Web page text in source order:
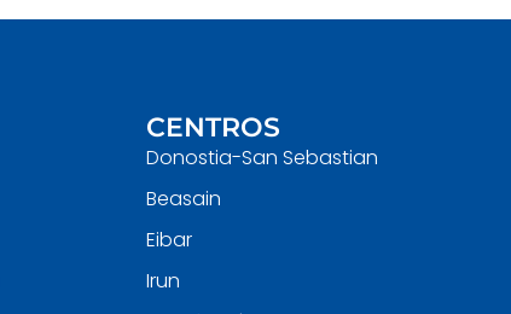
CENTROS
Donostia-San Sebastian
Beasain
Eibar
Irun